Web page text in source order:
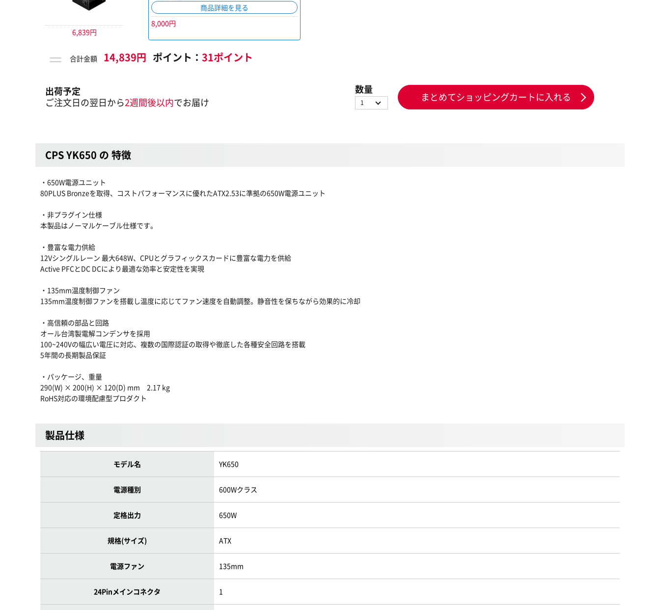
6,839円
商品詳細を見る
8,000円
＝ 合計金額 14,839円 ポイント： 31ポイント
出荷予定
ご注文日の翌日から2週間後以内でお届け
数量
1 まとめてショッピングカートに入れる
CPS YK650 の 特徴
・650W電源ユニット
80PLUS Bronzeを取得、コストパフォーマンスに優れたATX2.53に準拠の650W電源ユニット
・非プラグイン仕様
本製品はノーマルケーブル仕様です。
・豊富な電力供給
12Vシングルレーン 最大648W、CPUとグラフィックスカードに豊富な電力を供給
Active PFCとDC DCにより最適な効率と安定性を実現
・135mm温度制御ファン
135mm温度制御ファンを搭載し温度に応じてファン速度を自動調整。静音性を保ちながら効果的に冷却
・高信頼の部品と回路
オール台湾製電解コンデンサを採用
100~240Vの幅広い電圧に対応、複数の国際認証の取得や徹底した各種安全回路を搭載
5年間の長期製品保証
・パッケージ、重量
290(W) × 200(H) × 120(D) mm 2.17 kg
RoHS対応の環境配慮型プロダクト
製品仕様
モデル名 YK650
電源種別 600Wクラス
定格出力 650W
規格(サイズ) ATX
電源ファン 135mm
24Pinメインコネクタ 1